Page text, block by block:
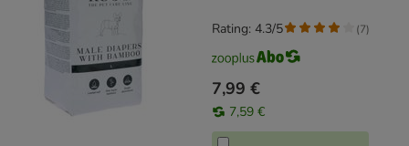
7,99 €
7,59 €
Rating: 4.3/5 (7)